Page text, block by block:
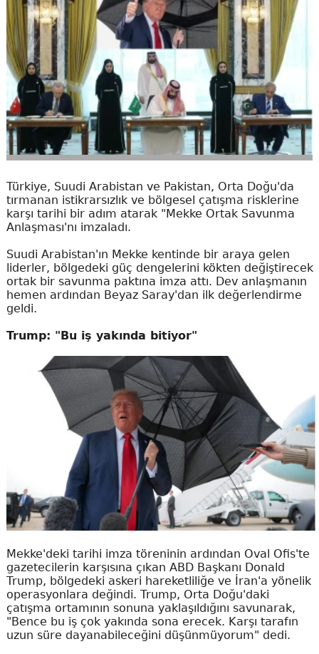
Türkiye, Suudi Arabistan ve Pakistan, Orta Doğu'da
tırmanan istikrarsızlık ve bölgesel çatışma risklerine
karşı tarihi bir adım atarak "Mekke Ortak Savunma
Anlaşması'nı imzaladı.
Suudi Arabistan'ın Mekke kentinde bir araya gelen
liderler, bölgedeki güç dengelerini kökten değiştirecek
ortak bir savunma paktına imza attı. Dev anlaşmanın
hemen ardından Beyaz Saray'dan ilk değerlendirme
geldi.
Trump: "Bu iş yakında bitiyor"
Mekke'deki tarihi imza töreninin ardından Oval Ofis'te
gazetecilerin karşısına çıkan ABD Başkanı Donald
Trump, bölgedeki askeri hareketliliğe ve İran'a yönelik
operasyonlara değindi. Trump, Orta Doğu'daki
çatışma ortamının sonuna yaklaşıldığını savunarak,
"Bence bu iş çok yakında sona erecek. Karşı tarafın
uzun süre dayanabileceğini düşünmüyorum" dedi.